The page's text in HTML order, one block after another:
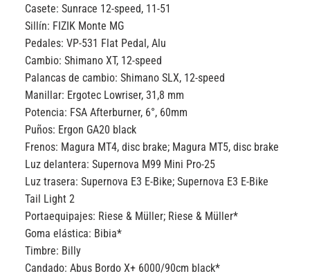
Casete:Sunrace 12-speed, 11-51
Sillín: FIZIK Monte MG
Pedales:VP-531 Flat Pedal, Alu
Cambio:Shimano XT, 12-speed
Palancas de cambio:Shimano SLX, 12-speed
Manillar: Ergotec Lowriser, 31,8 mm
Potencia: FSA Afterburner, 6°, 60mm
Puños: Ergon GA20 black
Frenos: Magura MT4, disc brake; Magura MT5, disc brake
Luz delantera:Supernova M99 Mini Pro-25
Luz trasera:Supernova E3 E-Bike; Supernova E3 E-Bike
Tail Light 2
Portaequipajes: Riese & Müller; Riese & Müller*
Goma elástica: Bibia*
Timbre: Billy
Candado:Abus Bordo X+ 6000/90cm black*